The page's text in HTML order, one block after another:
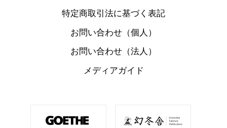
特定商取引法に基づく表記
お問い合わせ（個人）
お問い合わせ（法人）
メディアガイド